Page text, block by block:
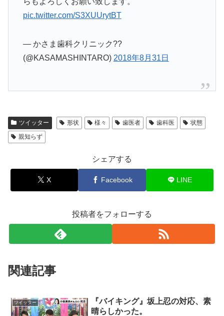
pic.twitter.com/S3XUUrytBT
— かさま歯科クリニック??
(@KASAMASHINTARO) 2018年8月31日
ツイッター 形状 様々 歯医者 歯科医
状態
親知らず
シェアする
X Facebook LINE
投稿者をフォローする
関連記事
ツイッター
『バイキング』坂上忍の対応、素
晴らしかった。